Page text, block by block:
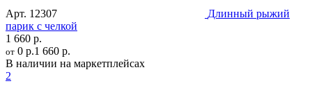
Арт. 12307
Длинный рыжий
парик с челкой
1 660 р.
от 0 р.1 660 р.
В наличии на маркетплейсах
2